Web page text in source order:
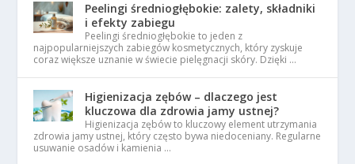
Peelingi średniogłębokie: zalety, składniki
i efekty zabiegu
Peelingi średniogłębokie to jeden z
najpopularniejszych zabiegów kosmetycznych, który zyskuje
coraz większe uznanie w świecie pielęgnacji skóry. Dzięki …
Higienizacja zębów – dlaczego jest
kluczowa dla zdrowia jamy ustnej?
Higienizacja zębów to kluczowy element utrzymania
zdrowia jamy ustnej, który często bywa niedoceniany. Regularne
usuwanie osadów i kamienia …